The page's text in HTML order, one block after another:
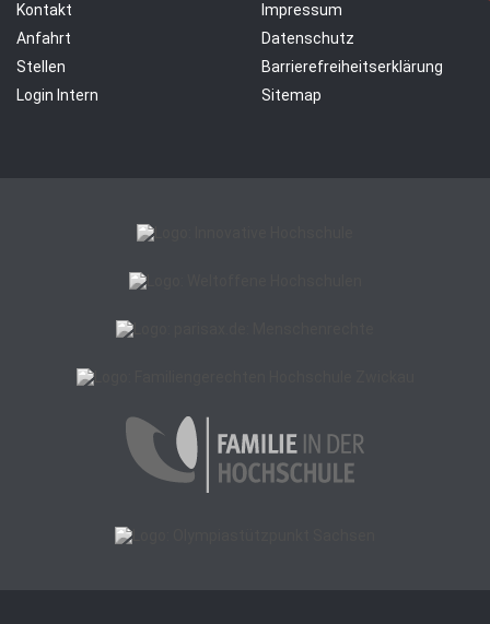
Kontakt
Anfahrt
Stellen
Login Intern
Impressum
Datenschutz
Barrierefreiheitserklärung
Sitemap